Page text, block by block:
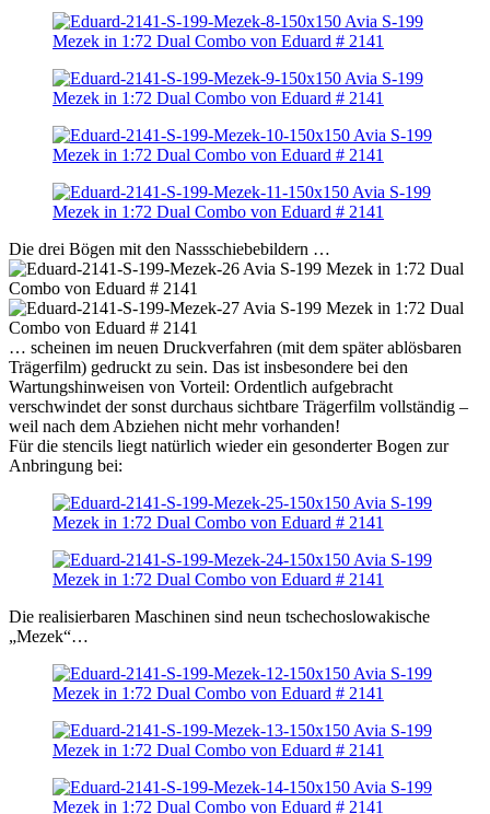
Die drei Bögen mit den Nassschiebebildern …
… scheinen im neuen Druckverfahren (mit dem später ablösbaren
Trägerfilm) gedruckt zu sein. Das ist insbesondere bei den
Wartungshinweisen von Vorteil: Ordentlich aufgebracht
verschwindet der sonst durchaus sichtbare Trägerfilm vollständig –
weil nach dem Abziehen nicht mehr vorhanden!
Für die stencils liegt natürlich wieder ein gesonderter Bogen zur
Anbringung bei:
Die realisierbaren Maschinen sind neun tschechoslowakische
„Mezek“…